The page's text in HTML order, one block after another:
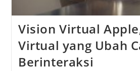
Vision Virtual
Virtual yang Ubah
Berinteraksi